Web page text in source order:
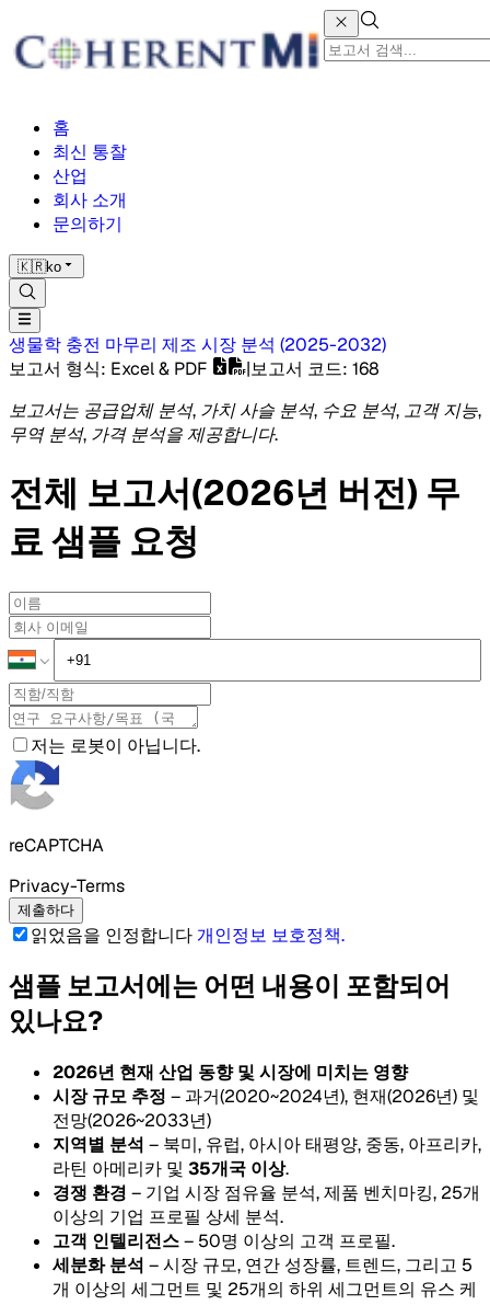
홈
최신 통찰
산업
회사 소개
문의하기
🇰🇷ko
생물학 충전 마무리 제조 시장 분석 (2025-2032)
보고서 형식: Excel & PDF |보고서 코드: 168
보고서는 공급업체 분석, 가치 사슬 분석, 수요 분석, 고객 지능,
무역 분석, 가격 분석을 제공합니다.
전체 보고서(2026년 버전) 무
료 샘플 요청
저는 로봇이 아닙니다.
reCAPTCHA
Privacy-Terms
제출하다
읽었음을 인정합니다개인정보 보호정책.
샘플 보고서에는 어떤 내용이 포함되어
있나요?
2026년 현재 산업 동향 및 시장에 미치는 영향
시장 규모 추정 – 과거(2020~2024년), 현재(2026년) 및
전망(2026~2033년)
지역별 분석 – 북미, 유럽, 아시아 태평양, 중동, 아프리카,
라틴 아메리카 및 35개국 이상.
경쟁 환경 – 기업 시장 점유율 분석, 제품 벤치마킹, 25개
이상의 기업 프로필 상세 분석.
고객 인텔리전스– 50명 이상의 고객 프로필.
세분화 분석 – 시장 규모, 연간 성장률, 트렌드, 그리고 5
개 이상의 세그먼트 및 25개의 하위 세그먼트의 유스 케